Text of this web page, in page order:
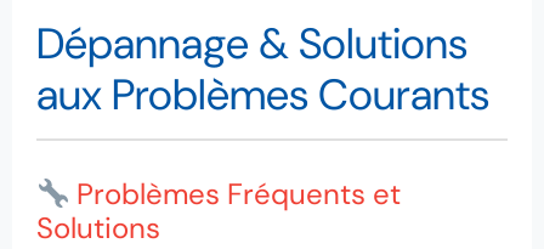
Dépannage & Solutions
aux Problèmes Courants
Problèmes Fréquents et
Solutions